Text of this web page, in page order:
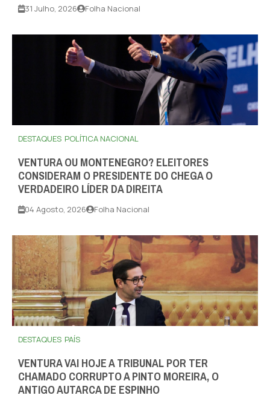
31 Julho, 2026 Folha Nacional
DESTAQUES POLÍTICA NACIONAL
VENTURA OU MONTENEGRO? ELEITORES
CONSIDERAM O PRESIDENTE DO CHEGA O
VERDADEIRO LÍDER DA DIREITA
04 Agosto, 2026 Folha Nacional
DESTAQUES PAÍS
VENTURA VAI HOJE A TRIBUNAL POR TER
CHAMADO CORRUPTO A PINTO MOREIRA, O
ANTIGO AUTARCA DE ESPINHO